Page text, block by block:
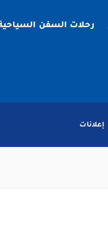
رحلات السفن
إعلانات